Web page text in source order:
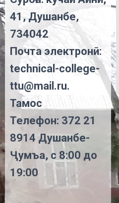
41, Душанбе,
734042
Почта электронӣ:
technical-college-
ttu@mail.ru.
Тамос
Телефон: 372 21
8914 Душанбе-
Ҷумъа, с 8:00 до
19:00